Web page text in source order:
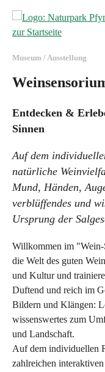
Navigieren in
Navigation
Inhalt
Suche
Museum / Ausstellung
Entdecken &
Sinnen
Auf dem
natürliche
Mund, Händen,
verblüffendes und
Ursprung der
Willkommen im "Wein-
die Welt des guten
und Kultur und
Duftend und reich im
Bildern und Klängen:
wissenswertes zum
und Landschaft.
Auf dem individuellen
zahlreichen